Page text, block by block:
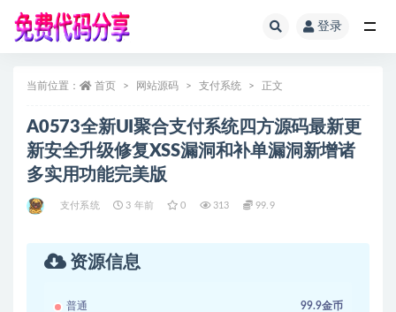
登录
当前位置： 首页 网站源码 支付系统 正文
A0573全新UI聚合支付系统四方源码最新更
新安全升级修复XSS漏洞和补单漏洞新增诸
多实用功能完美版
支付系统 3 年前 0 313 99.9
资源信息
普通 99.9金币